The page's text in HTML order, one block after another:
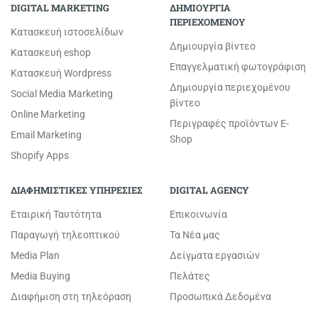
DIGITAL MARKETING
Κατασκευή ιστοσελίδων
Κατασκευή eshop
Κατασκευή Wordpress
Social Media Marketing
Online Marketing
Email Marketing
Shopify Apps
ΔΗΜΙΟΥΡΓΙΑ
ΠΕΡΙΕΧΟΜΕΝΟΥ
Δημιουργία βίντεο
Επαγγελματική φωτογράφιση
Δημιουργία περιεχομένου
βίντεο
Περιγραφές προϊόντων E-
Shop
ΔΙΑΦΗΜΙΣΤΙΚΕΣ ΥΠΗΡΕΣΙΕΣ
Εταιρική Ταυτότητα
Παραγωγή τηλεοπτικού
Media Plan
Media Buying
Διαφήμιση στη τηλεόραση
DIGITAL AGENCY
Επικοινωνία
Τα Νέα μας
Δείγματα εργασιών
Πελάτες
Προσωπικά Δεδομένα